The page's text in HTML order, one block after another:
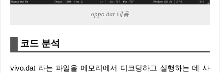
oppo.dat 내용
코드 분석
vivo.dat 라는 파일을 메모리에서 디코딩하고 실행하는 데 사